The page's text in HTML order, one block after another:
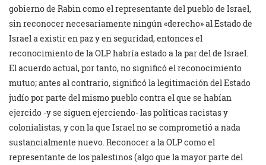
gobierno de Rabin como el representante del pueblo de Israel,
sin reconocer necesariamente ningún «derecho» al Estado de
Israel a existir en paz y en seguridad, entonces el
reconocimiento de la OLP habría estado a la par del de Israel.
El acuerdo actual, por tanto, no significó el reconocimiento
mutuo; antes al contrario, significó la legitimación del Estado
judío por parte del mismo pueblo contra el que se habían
ejercido -y se siguen ejerciendo- las políticas racistas y
colonialistas, y con la que Israel no se comprometió a nada
sustancialmente nuevo. Reconocer a la OLP como el
representante de los palestinos (algo que la mayor parte del